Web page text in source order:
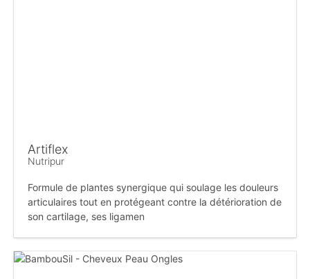
Artiflex
Nutripur
Formule de plantes synergique qui soulage les douleurs
articulaires tout en protégeant contre la détérioration de
son cartilage, ses ligamen